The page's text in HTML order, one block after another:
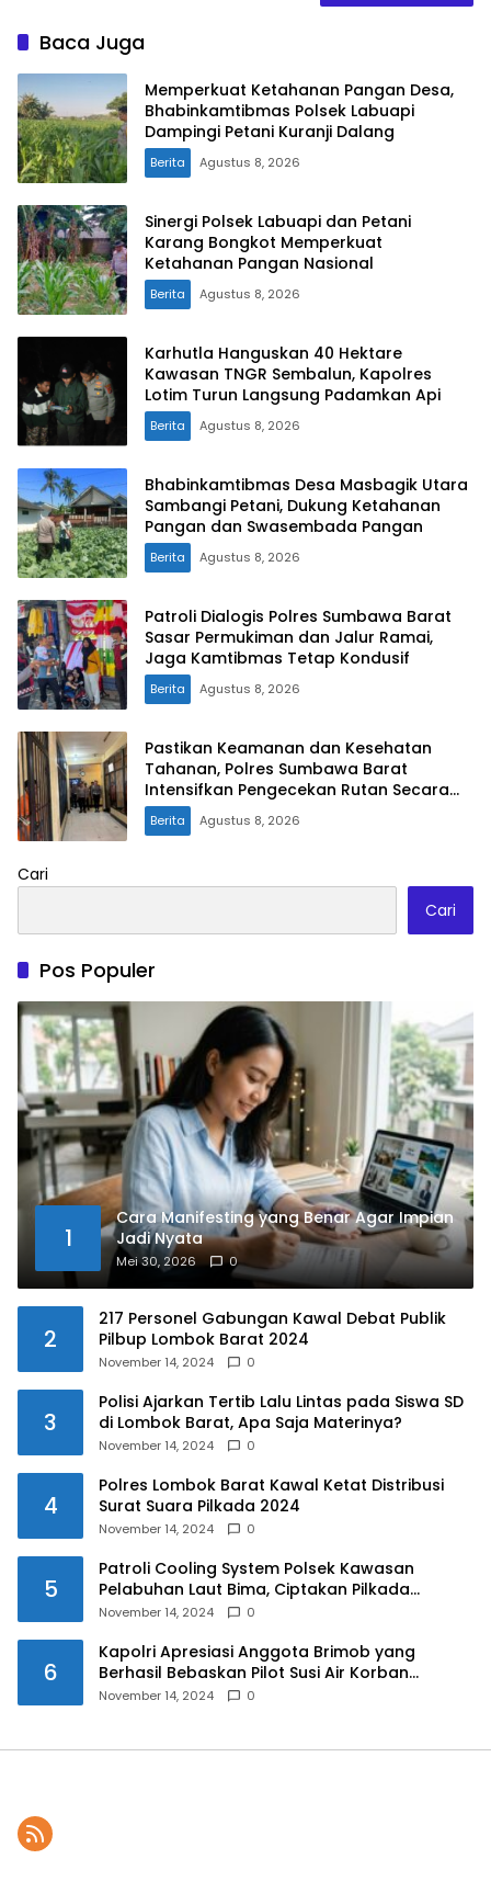
Baca Juga
Memperkuat Ketahanan Pangan Desa,
Bhabinkamtibmas Polsek Labuapi
Dampingi Petani Kuranji Dalang
Berita Agustus 8, 2026
Sinergi Polsek Labuapi dan Petani
Karang Bongkot Memperkuat
Ketahanan Pangan Nasional
Berita Agustus 8, 2026
Karhutla Hanguskan 40 Hektare
Kawasan TNGR Sembalun, Kapolres
Lotim Turun Langsung Padamkan Api
Berita Agustus 8, 2026
Bhabinkamtibmas Desa Masbagik Utara
Sambangi Petani, Dukung Ketahanan
Pangan dan Swasembada Pangan
Berita Agustus 8, 2026
Patroli Dialogis Polres Sumbawa Barat
Sasar Permukiman dan Jalur Ramai,
Jaga Kamtibmas Tetap Kondusif
Berita Agustus 8, 2026
Pastikan Keamanan dan Kesehatan
Tahanan, Polres Sumbawa Barat
Intensifkan Pengecekan Rutan Secara
Berkala
Berita Agustus 8, 2026
Cari
Cari
Pos Populer
1
Cara Manifesting yang Benar Agar Impian
Jadi Nyata
Mei 30, 2026 0
2
217 Personel Gabungan Kawal Debat Publik
Pilbup Lombok Barat 2024
November 14, 2024 0
3
Polisi Ajarkan Tertib Lalu Lintas pada Siswa SD
di Lombok Barat, Apa Saja Materinya?
November 14, 2024 0
4
Polres Lombok Barat Kawal Ketat Distribusi
Surat Suara Pilkada 2024
November 14, 2024 0
5
Patroli Cooling System Polsek Kawasan
Pelabuhan Laut Bima, Ciptakan Pilkada
Serentak 2024 yang Aman dan Damai
November 14, 2024 0
6
Kapolri Apresiasi Anggota Brimob yang
Berhasil Bebaskan Pilot Susi Air Korban
Penyanderaan KKB
November 14, 2024 0